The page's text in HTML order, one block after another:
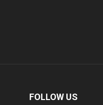
FOLLOW US